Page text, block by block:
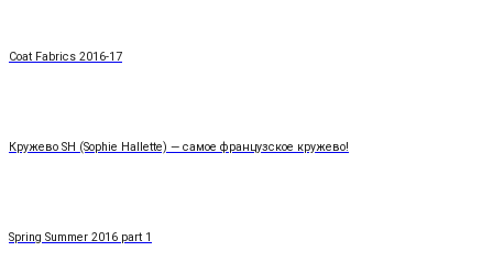
Coat Fabrics 2016-17
Кружево SH (Sophie Hallette) — самое французское кружево!
Spring Summer 2016 part 1